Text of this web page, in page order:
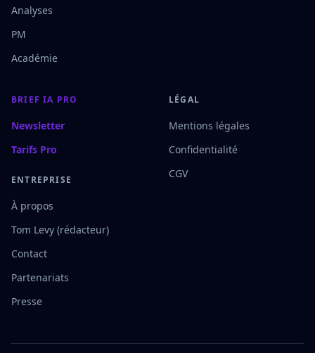
Analyses
PM
Académie
BRIEF IA PRO
Newsletter
Tarifs Pro
ENTREPRISE
À propos
Tom Levy (rédacteur)
Contact
Partenariats
Presse
LÉGAL
Mentions légales
Confidentialité
CGV